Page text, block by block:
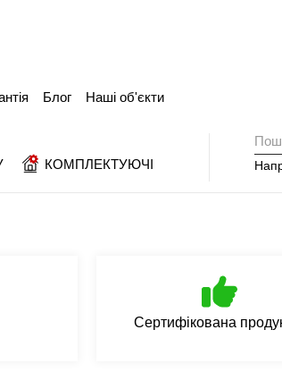
КОМПЛЕКТУЮЧІ
Блог Наші об'єкти
Сертифікована